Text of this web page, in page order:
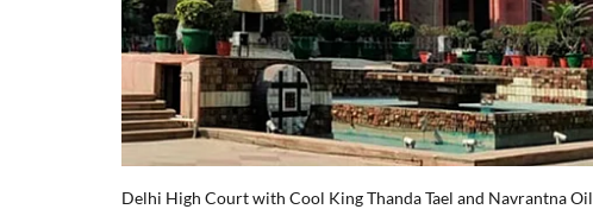
Delhi High Court with Cool King Thanda Tael and Navrantna Oil